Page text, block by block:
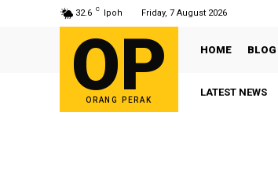
32.6 C Ipoh Friday, 7 August 2026
OP
ORANG PERAK
HOME BLOG
LATEST NEWS